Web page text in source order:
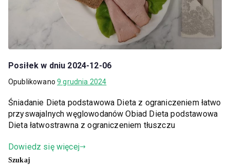
Posiłek w dniu 2024-12-06
Opublikowano9 grudnia 2024
Śniadanie Dieta podstawowa Dieta z ograniczeniem łatwo
przyswajalnych węglowodanów Obiad Dieta podstawowa
Dieta łatwostrawna z ograniczeniem tłuszczu
Dowiedz się więcej
Szukaj